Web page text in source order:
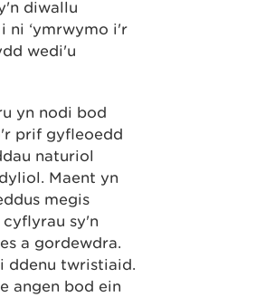
diwallu
ni ‘ymrwymo i'r
wedi'u
yn nodi bod
prif gyfleoedd
naturiol
Maent yn
megis
sy'n
a gordewdra.
ddenu twristiaid.
angen bod ein